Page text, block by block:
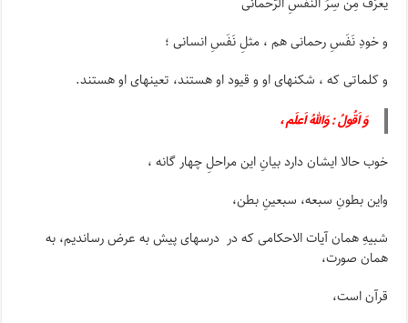
و خودِ نَفَسِ رحمانی هم ، مثلِ نَفَسِ انسانی ؛
و کلماتی که ، شکنهای او و قیود او هستند، تعینهای او هستند.
وَ اَقُولُ : وَاللهُ اَعلَم ،
خوب حالا ایشان دارد بیانِ این مراحلِ چهار گانه ،
واین بطونِ سبعه، سبعینِ بطن،
شبیهِ همان آیات الاحکامی که در درسهای پیش به عرض رساندیم، به
همان صورت،
قرآن است،